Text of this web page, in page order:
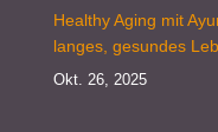
Healthy Aging mit
langes, gesundes
Okt. 26, 2025